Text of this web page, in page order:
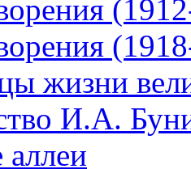
жизни
И.А.